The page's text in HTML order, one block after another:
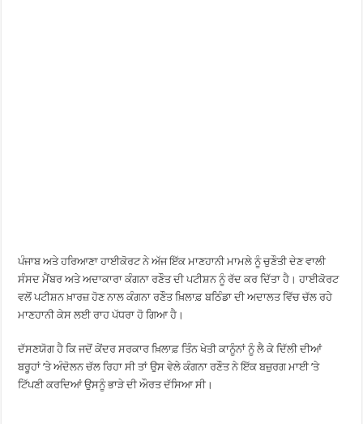
ਪੰਜਾਬ ਅਤੇ ਹਰਿਆਣਾ ਹਾਈਕੋਰਟ ਨੇ ਅੱਜ ਇੱਕ ਮਾਣਹਾਨੀ ਮਾਮਲੇ ਨੂੰ ਚੁਣੌਤੀ ਦੇਣ ਵਾਲੀ
ਸੰਸਦ ਮੈਂਬਰ ਅਤੇ ਅਦਾਕਾਰਾ ਕੰਗਨਾ ਰਣੌਤ ਦੀ ਪਟੀਸ਼ਨ ਨੂੰ ਰੱਦ ਕਰ ਦਿੱਤਾ ਹੈ। ਹਾਈਕੋਰਟ
ਵਲੋਂ ਪਟੀਸ਼ਨ ਖ਼ਾਰਜ਼ ਹੋਣ ਨਾਲ ਕੰਗਨਾ ਰਣੌਤ ਖ਼ਿਲਾਫ਼ ਬਠਿੰਡਾ ਦੀ ਅਦਾਲਤ ਵਿੱਚ ਚੱਲ ਰਹੇ
ਮਾਣਹਾਨੀ ਕੇਸ ਲਈ ਰਾਹ ਪੱਧਰਾ ਹੋ ਗਿਆ ਹੈ।
ਦੱਸਣਯੋਗ ਹੈ ਕਿ ਜਦੋਂ ਕੇਂਦਰ ਸਰਕਾਰ ਖ਼ਿਲਾਫ਼ ਤਿੰਨ ਖੇਤੀ ਕਾਨੂੰਨਾਂ ਨੂੰ ਲੈ ਕੇ ਦਿੱਲੀ ਦੀਆਂ
ਬਰੂਹਾਂ ’ਤੇ ਅੰਦੋਲਨ ਚੱਲ ਰਿਹਾ ਸੀ ਤਾਂ ਉਸ ਵੇਲੇ ਕੰਗਨਾ ਰਣੌਤ ਨੇ ਇੱਕ ਬਜ਼ੁਰਗ ਮਾਈ ’ਤੇ
ਟਿੱਪਣੀ ਕਰਦਿਆਂ ਉਸਨੂੰ ਭਾੜੇ ਦੀ ਔਰਤ ਦੱਸਿਆ ਸੀ।